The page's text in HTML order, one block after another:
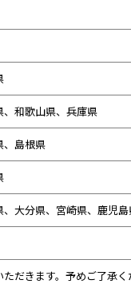
和歌山県、兵庫県
、島根県
大分県、宮崎県、鹿児
だきます。予めご了承く